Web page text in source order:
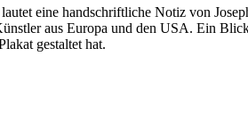
eine handschriftliche Notiz von
aus Europa und den USA. Ein
gestaltet hat.